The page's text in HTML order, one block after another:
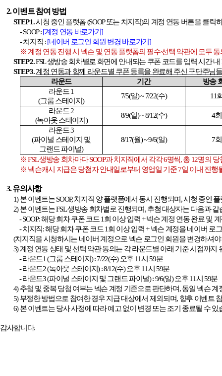
2.이벤트 참여 방법
STEP 1.시청 중인 플랫폼(SOOP또는 치지직)의 계정 연동 버튼을 클릭
- SOOP :[계정 연동 바로가기]
-치지직 :[네이버 로그인 회원 변경 바로가기]
※ 계정 연동 진행 시 넥슨 및 연동 플랫폼의 필수∙선택 약관에 모두
STEP 2.FSL생방송 회차별로 화면에 안내되는 쿠폰 코드를 입력 시간 내
STEP 3. 계정 연동과 함께 라운드별 쿠폰 등록을 완료해 주신 구단주님
라운드
기간
방송
라운드 1
(그룹 스테이지 )
7/5(일) ~ 7/22(수) 11
라운드 2
(녹아웃 스테이지 )
8/9(일) ~ 8/12(수) 4회
라운드3
(파이널 스테이지 및
그랜드 파이널)
8/17(월) ~ 9/6(일) 7회
※FSL생방송 회차마다SOOP과 치지직에서 각각6명씩,총 12명의 당
※ 넥슨캐시 지급은 당첨자 안내일로부터 영업일 기준7일 이내 진행
3.유의사항
1)본 이벤트는SOOP,치지직 양 플랫폼에서 동시 진행되며,시청 중인
2)본 이벤트는FSL생방송 회차별로 진행되며,추첨 대상자는 다음과 같
- SOOP:해당 회차 쿠폰 코드 1회 이상 입력+넥슨 계정 연동 완료 및
-치지직:해당 회차 쿠폰 코드 1회 이상 입력+넥슨 계정을 네이버 로
(치지직을 시청하시는 네이버 계정으로 넥슨 로그인 회원을 변경하셔
3)계정 연동 상태 및 선택 약관 동의는 각 라운드별 아래 기준 시점까지
-라운드1 (그룹 스테이지 ) : 7/22(수) 오후 11시 59분
-라운드2 (녹아웃 스테이지) : 8/12(수)오후11시 59분
-라운드3 (파이널 스테이지 및 그랜드 파이널) : 9/6(일)오후11시 59분
4)추첨 및 중복 당첨 여부는 넥슨 계정 기준으로 판단하며,동일 넥슨 계
5)부정한 방법으로 참여한 경우 지급 대상에서 제외되며, 향후 이벤트
6)본 이벤트는 당사 사정에 따라 예고 없이 변경 또는 조기 종료될 수 있
감사합니다.